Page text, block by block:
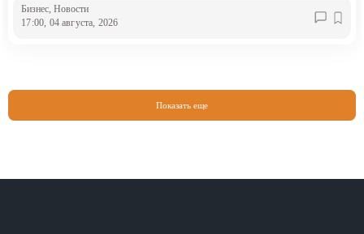
Бизнес, Новости
17:00, 04 августа, 2026
Показать еще